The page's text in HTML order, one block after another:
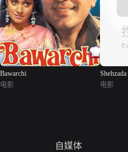
Bawarchi
电影
Shehzada
电影
自媒体